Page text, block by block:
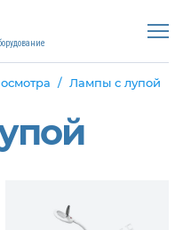
Лампы с лупой